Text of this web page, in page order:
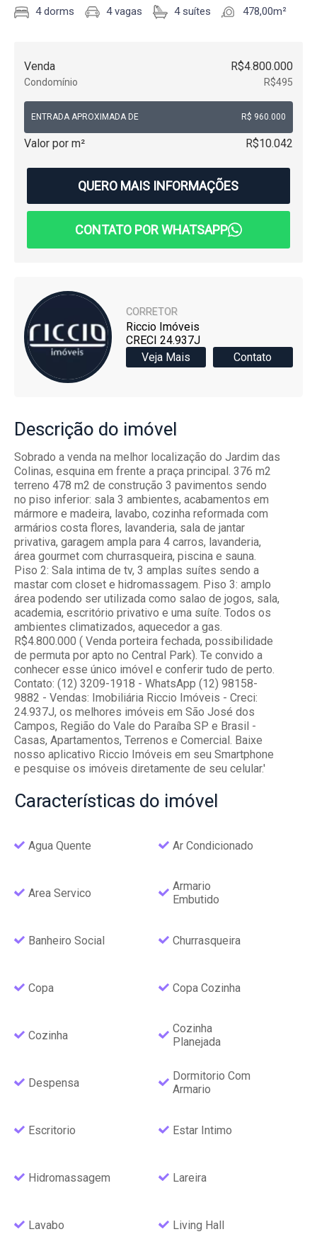
4 dorms 4 vagas 4 suítes 478,00m²
Venda R$4.800.000
Condomínio R$495
ENTRADA APROXIMADA DE R$ 960.000
Valor por m² R$10.042
QUERO MAIS INFORMAÇÕES
CONTATO POR WHATSAPP
CORRETOR
Riccio Imóveis
CRECI 24.937J
Veja Mais
Contato
Descrição do imóvel
Sobrado a venda na melhor localização do Jardim das
Colinas, esquina em frente a praça principal. 376 m2
terreno 478 m2 de construção 3 pavimentos sendo
no piso inferior: sala 3 ambientes, acabamentos em
mármore e madeira, lavabo, cozinha reformada com
armários costa flores, lavanderia, sala de jantar
privativa, garagem ampla para 4 carros, lavanderia,
área gourmet com churrasqueira, piscina e sauna.
Piso 2: Sala intima de tv, 3 amplas suítes sendo a
mastar com closet e hidromassagem. Piso 3: amplo
área podendo ser utilizada como salao de jogos, sala,
academia, escritório privativo e uma suíte. Todos os
ambientes climatizados, aquecedor a gas.
R$4.800.000 ( Venda porteira fechada, possibilidade
de permuta por apto no Central Park). Te convido a
conhecer esse único imóvel e conferir tudo de perto.
Contato: (12) 3209-1918 - WhatsApp (12) 98158-
9882 - Vendas: Imobiliária Riccio Imóveis - Creci:
24.937J, os melhores imóveis em São José dos
Campos, Região do Vale do Paraíba SP e Brasil -
Casas, Apartamentos, Terrenos e Comercial. Baixe
nosso aplicativo Riccio Imóveis em seu Smartphone
e pesquise os imóveis diretamente de seu celular.'
Características do imóvel
Agua Quente Ar Condicionado
Area Servico
Armario
Embutido
Banheiro Social Churrasqueira
Copa Copa Cozinha
Cozinha
Cozinha
Planejada
Despensa
Dormitorio Com
Armario
Escritorio Estar Intimo
Hidromassagem Lareira
Lavabo Living Hall